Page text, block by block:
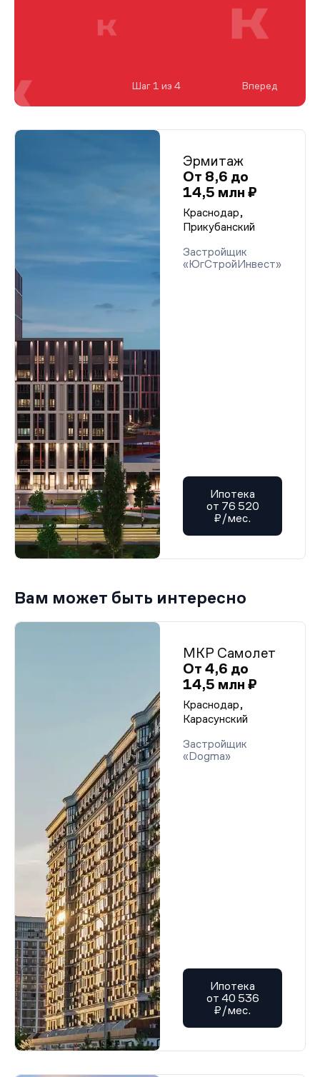
Эрмитаж
От 8,6 до
14,5 млн ₽
Краснодар,
Прикубанский
Застройщик
«ЮгСтройИнвест»
Ипотека
от 76 520
₽/мес.
Шаг 1 из 4 Вперед
Вам может быть интересно
МКР Самолет
От 4,6 до
14,5 млн ₽
Краснодар,
Карасунский
Застройщик
«Dogma»
Ипотека
от 40 536
₽/мес.